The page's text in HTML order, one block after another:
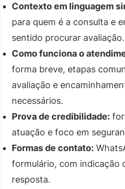
Contexto em linguagem
para quem é a consulta e
sentido procurar avaliação.
Como funciona o
forma breve, etapas
avaliação e
necessários.
Prova de credibilidade:
atuação e foco em
Formas de contato:
formulário, com indicação
resposta.